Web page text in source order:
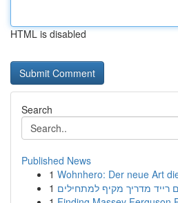
HTML is disabled
Search
Published News
1 Wohnhero: Der neue Art
1 רייד מדריך מקיף למתחילים